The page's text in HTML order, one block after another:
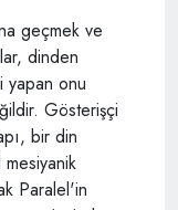
geçmek ve
dinden
yapan onu
Gösterişçi
bir din
Paralel'in